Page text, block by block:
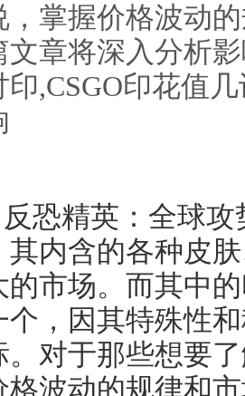
，掌握价格波动
章将深入分析
,CSGO印花值
反恐精英：全球
其内含的各种皮
的市场。而其中
个，因其特殊性
对于那些想要
格波动的规律和